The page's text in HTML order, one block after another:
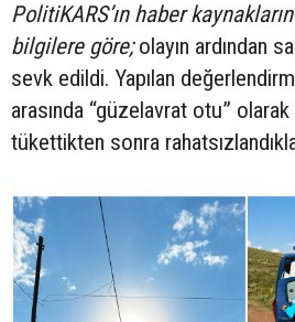
PolitiKARS’ın haber
bilgilere göre;olayın ardından
sevk edildi. Yapılan
arasında “güzelavrat otu”
tükettikten sonra